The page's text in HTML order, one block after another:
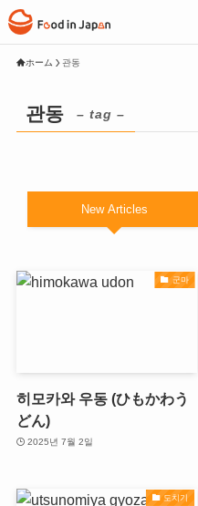
ホーム 관동
관동 – tag –
New Articles
군마
히모카와 우동 (ひもかわう
どん)
2025년 7월 2일
도치기